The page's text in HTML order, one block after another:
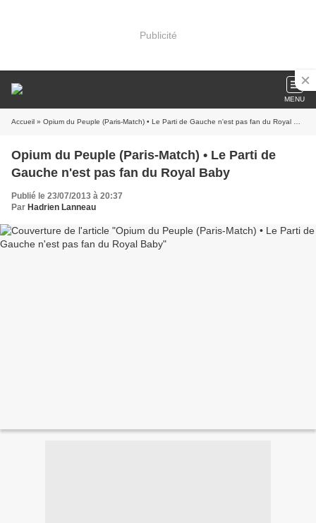
Publicité
MENU
Accueil » Opium du Peuple (Paris-Match) • Le Parti de Gauche n'est pas fan du Royal Baby
Opium du Peuple (Paris-Match) • Le Parti de
Gauche n'est pas fan du Royal Baby
Publié le 23/07/2013 à 20:37
Par Hadrien Lanneau